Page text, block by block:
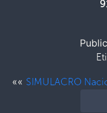
«« SIMULACRO